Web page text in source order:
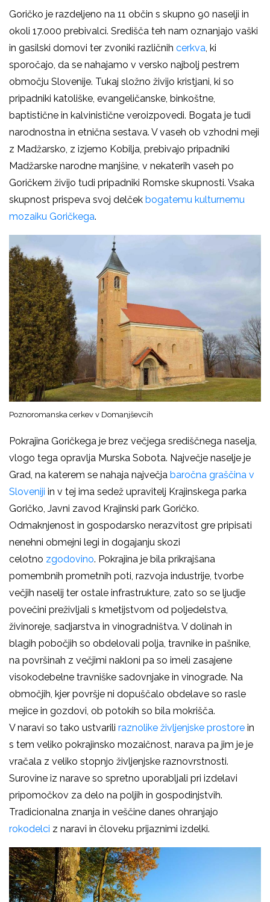
Goričko je razdeljeno na 11 občin s skupno 90 naselji in
okoli 17.000 prebivalci. Središča teh nam oznanjajo vaški
in gasilski domovi ter zvoniki različnih cerkva, ki
sporočajo, da se nahajamo v versko najbolj pestrem
območju Slovenije. Tukaj složno živijo kristjani, ki so
pripadniki katoliške, evangeličanske, binkoštne,
baptistične in kalvinistične veroizpovedi. Bogata je tudi
narodnostna in etnična sestava. V vaseh ob vzhodni meji
z Madžarsko, z izjemo Kobilja, prebivajo pripadniki
Madžarske narodne manjšine, v nekaterih vaseh po
Goričkem živijo tudi pripadniki Romske skupnosti. Vsaka
skupnost prispeva svoj delček bogatemu kulturnemu
mozaiku Goričkega.
Poznoromanska cerkev v Domanjševcih
Pokrajina Goričkega je brez večjega središčnega naselja,
vlogo tega opravlja Murska Sobota. Največje naselje je
Grad, na katerem se nahaja največja baročna graščina v
Sloveniji in v tej ima sedež upravitelj Krajinskega parka
Goričko, Javni zavod Krajinski park Goričko.
Odmaknjenost in gospodarsko nerazvitost gre pripisati
nenehni obmejni legi in dogajanju skozi
celotno zgodovino. Pokrajina je bila prikrajšana
pomembnih prometnih poti, razvoja industrije, tvorbe
večjih naselij ter ostale infrastrukture, zato so se ljudje
povečini preživljali s kmetijstvom od poljedelstva,
živinoreje, sadjarstva in vinogradništva. V dolinah in
blagih pobočjih so obdelovali polja, travnike in pašnike,
na površinah z večjimi nakloni pa so imeli zasajene
visokodebelne travniške sadovnjake in vinograde. Na
območjih, kjer površje ni dopuščalo obdelave so rasle
mejice in gozdovi, ob potokih so bila mokrišča.
V naravi so tako ustvarili raznolike življenjske prostore in
s tem veliko pokrajinsko mozaičnost, narava pa jim je je
vračala z veliko stopnjo življenjske raznovrstnosti.
Surovine iz narave so spretno uporabljali pri izdelavi
pripomočkov za delo na poljih in gospodinjstvih.
Tradicionalna znanja in veščine danes ohranjajo
rokodelci z naravi in človeku prijaznimi izdelki.